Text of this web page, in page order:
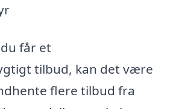
får et
tilbud, kan det være
flere tilbud fra